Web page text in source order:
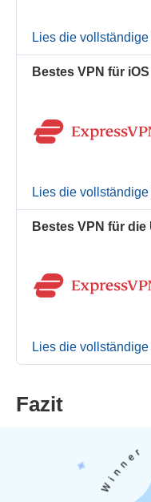
Lies die
Bestes VPN für iOS
Lies die
Bestes VPN für die
Lies die
Fazit